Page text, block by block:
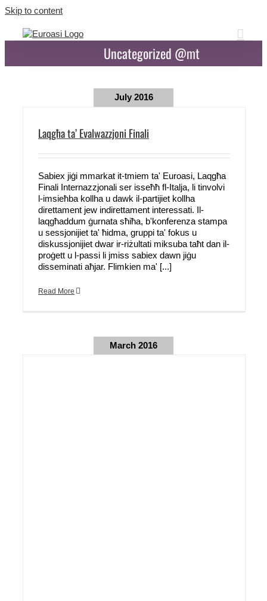
Skip to content
Uncategorized @mt
July 2016
Laqgħa ta’ Evalwazzjoni Finali
Sabiex jiġi mmarkat it-tmiem ta' Euroasi, Laqgħa
Finali Internazzjonali ser isseħħ fl-Italja, li tinvolvi
l-imsieħba kollha u dawk il-partijiet kollha
direttament jew indirettament interessati. Il-
laqgħaddum ġurnata sħiħa, b'konferenza stampa
u sessjonijiet ta' ħidma, gruppi ta' fokus u
diskussjonijiet dwar ir-riżultati miksuba taħt dan il-
proġett u l-passi li jmiss sabiex dawn jiġu
disseminati aħjar. Flimkien ma' [...]
Read More
March 2016